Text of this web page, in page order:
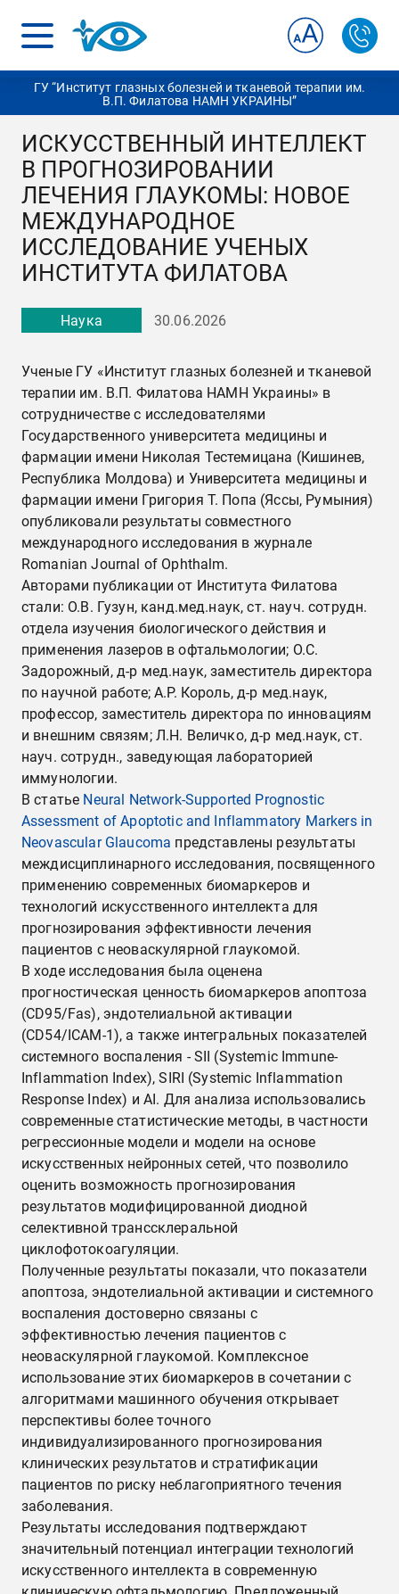
ГУ “Институт глазных болезней и тканевой терапии им.
В.П. Филатова НАМН УКРАИНЫ”
ИСКУССТВЕННЫЙ ИНТЕЛЛЕКТ
В ПРОГНОЗИРОВАНИИ
ЛЕЧЕНИЯ ГЛАУКОМЫ: НОВОЕ
МЕЖДУНАРОДНОЕ
ИССЛЕДОВАНИЕ УЧЕНЫХ
ИНСТИТУТА ФИЛАТОВА
Наука 30.06.2026
Ученые ГУ «Институт глазных болезней и тканевой
терапии им. В.П. Филатова НАМН Украины» в
сотрудничестве с исследователями
Государственного университета медицины и
фармации имени Николая Тестемицана (Кишинев,
Республика Молдова) и Университета медицины и
фармации имени Григория Т. Попа (Яссы, Румыния)
опубликовали результаты совместного
международного исследования в журнале
Romanian Journal of Ophthalm.
Авторами публикации от Института Филатова
стали: О.В. Гузун, канд.мед.наук, ст. науч. сотрудн.
отдела изучения биологического действия и
применения лазеров в офтальмологии; О.С.
Задорожный, д-р мед.наук, заместитель директора
по научной работе; А.Р. Король, д-р мед.наук,
профессор, заместитель директора по инновациям
и внешним связям; Л.Н. Величко, д-р мед.наук, ст.
науч. сотрудн., заведующая лабораторией
иммунологии.
В статье Neural Network-Supported Prognostic
Assessment of Apoptotic and Inflammatory Markers in
Neovascular Glaucoma представлены результаты
междисциплинарного исследования, посвященного
применению современных биомаркеров и
технологий искусственного интеллекта для
прогнозирования эффективности лечения
пациентов с неоваскулярной глаукомой.
В ходе исследования была оценена
прогностическая ценность биомаркеров апоптоза
(CD95/Fas), эндотелиальной активации
(CD54/ICAM-1), а также интегральных показателей
системного воспаления - SII (Systemic Immune-
Inflammation Index), SIRI (Systemic Inflammation
Response Index) и AI. Для анализа использовались
современные статистические методы, в частности
регрессионные модели и модели на основе
искусственных нейронных сетей, что позволило
оценить возможность прогнозирования
результатов модифицированной диодной
селективной транссклеральной
циклофотокоагуляции.
Полученные результаты показали, что показатели
апоптоза, эндотелиальной активации и системного
воспаления достоверно связаны с
эффективностью лечения пациентов с
неоваскулярной глаукомой. Комплексное
использование этих биомаркеров в сочетании с
алгоритмами машинного обучения открывает
перспективы более точного
индивидуализированного прогнозирования
клинических результатов и стратификации
пациентов по риску неблагоприятного течения
заболевания.
Результаты исследования подтверждают
значительный потенциал интеграции технологий
искусственного интеллекта в современную